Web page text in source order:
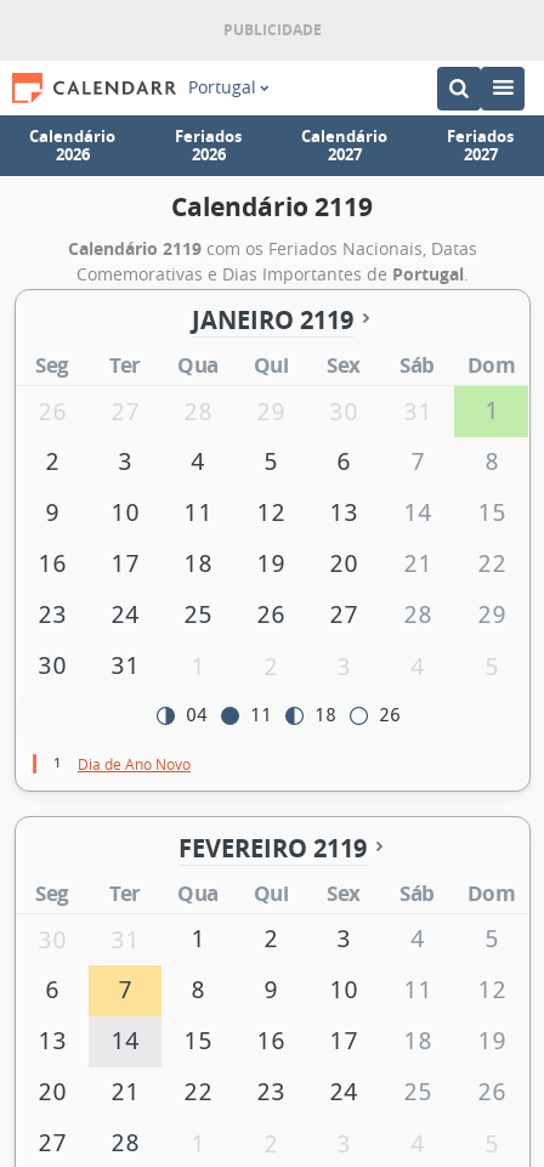
Portugal
Calendário
2026
Feriados
2026
Calendário
2027
Feriados
2027
Calendário 2119
Calendário 2119com os Feriados Nacionais, Datas
Comemorativas e Dias Importantes de Portugal.
JANEIRO 2119
Seg Ter Qua Qui Sex Sáb Dom
26 27 28 29 30 31
1
2
3 4 5 6 7
8
9
10 11 12 13 14
15
16
17 18 19 20 21
22
23
24 25 26 27 28
29
30
31 1 2 3 4 5
04 11 18 26
1 Dia de Ano Novo
FEVEREIRO 2119
Seg Ter Qua Qui Sex Sáb Dom
30 31 1 2 3 4
5
6
7 8 9 10 11
12
13
14 15 16 17 18
19
20
21 22 23 24 25
26
27
28 1 2 3 4
5